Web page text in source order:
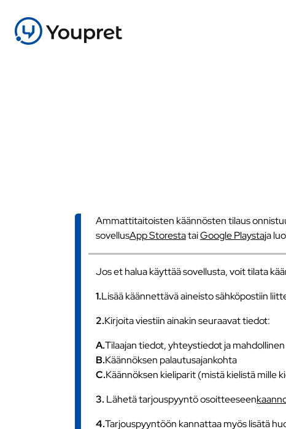
Ammattitaitoisten käännösten tilaus
sovellusApp StorestataiGoogle Playstaja
Jos et halua käyttää sovellusta, voit tilata
1.Lisää käännettävä aineisto sähköpostiin
2.Kirjoita viestiin ainakin seuraavat tiedot:
A.Tilaajan tiedot, yhteystiedot ja
B.Käännöksen palautusajankohta
C.Käännöksen kieliparit (mistä kielistä mille
3. Lähetä tarjouspyyntö osoitteeseen
4.Tarjouspyyntöön kannattaa myös lisätä